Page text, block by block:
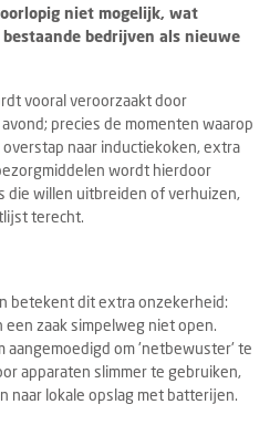
niet mogelijk, wat
bedrijven als nieuwe
vooral veroorzaakt door
precies de momenten waarop
naar inductiekoken, extra
wordt hierdoor
die willen uitbreiden of verhuizen,
terecht.
betekent dit extra onzekerheid:
zaak simpelweg niet open.
aangemoedigd om 'netbewuster' te
apparaten slimmer te gebruiken,
naar lokale opslag met batterijen.